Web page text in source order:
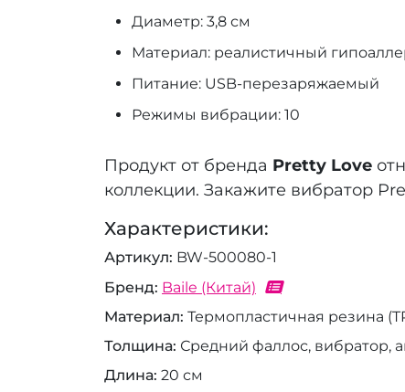
Диаметр: 3,8 см
Материал: реалистичный
Питание: USB-перезаряжаемый
Режимы вибрации: 10
Продукт от бренда Pretty Love
коллекции. Закажите вибратор
Характеристики:
Артикул BW-500080-1
Бренд Baile (Китай)
Материал Термопластичная резина
Толщина Средний фаллос, вибратор,
Длина 20 см